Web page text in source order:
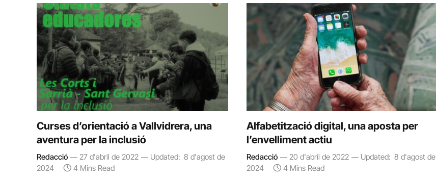
Curses d’orientació a Vallvidrera, una
aventura per la inclusió
Redacció 27 d'abril de 2022 Updated: 8 d'agost de
2024
4 Mins Read
Alfabetització digital, una aposta per
l’envelliment actiu
Redacció 20 d'abril de 2022 Updated: 8 d'agost de
2024
4 Mins Read